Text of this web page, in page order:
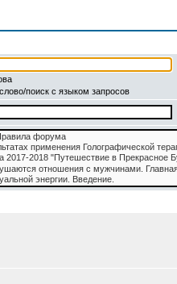
поиск с языком запросов